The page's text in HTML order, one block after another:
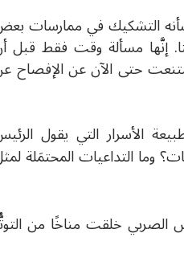
التشكيك في ممارسات
إنَّها مسألة وقت فقط قبل
حتى الآن عن الإفصاح
الأسرار التي يقول
وما التداعيات المحتمَلة
الصربي خلقت مناخًا من